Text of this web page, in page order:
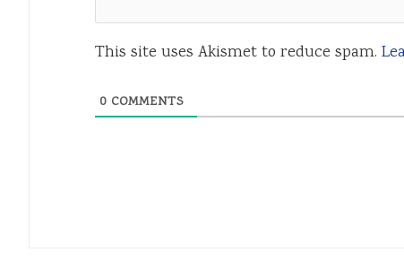
This site uses Akismet to reduce spam.
0 COMMENTS